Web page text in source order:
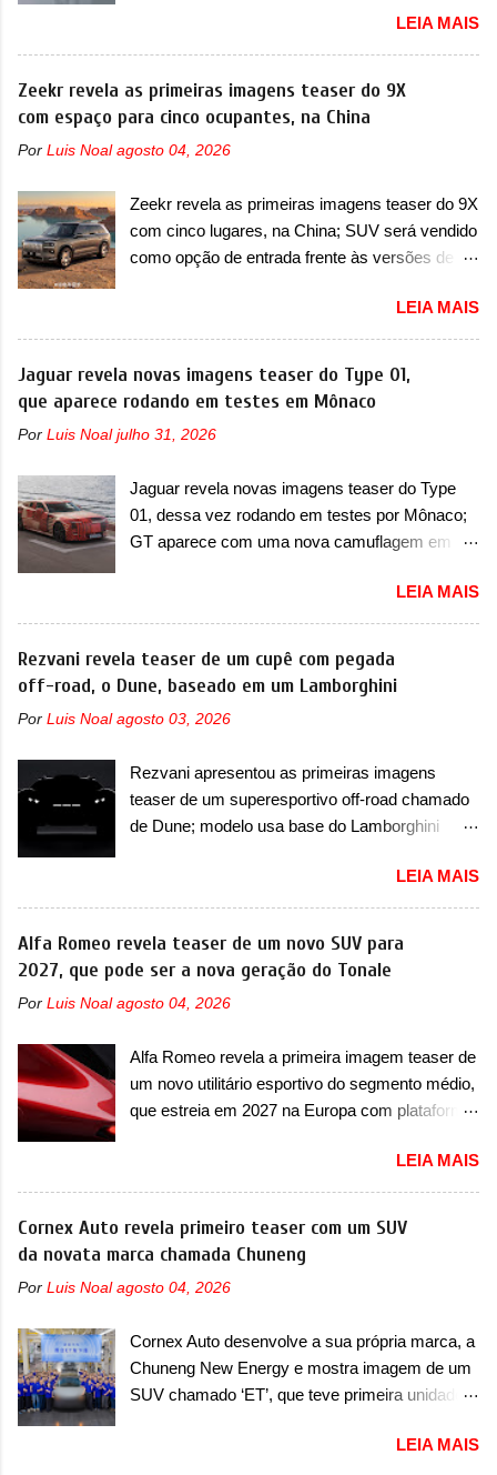
nada os primeiros consumidores). Pelas
imagens teaser, se percebe que o sedã contará
com um novo para-choque na dianteira. Ele
passa a trazer um vinco horizontal mais
destacado que atravessa toda a dianteira do
faróis. Ele ainda possui um espaço para a placa
novo abaixo do vinco e uma nova entrada de ar
de patente de uma nova minivan, na China.
Registradas no Ministério da Indústria e
Tecnologia da Informação, o MIIT, a BYD Xia é
uma nova minivan que a marca chinesa
apresentará aos consumidores chineses para
além da minivan conhecida como Song Max.
(PHEV), a nova minivan vai colocar a marca
para concorrer com uma série de outras
minivans de porte similar, visto que por lá o
várias opções). Em termos de design, a Xia se
destaca por trazer uma dianteira com faróis
retangulares e inclinados. Os faróis possuem
projetores em LED e uma parte superior com
luzes diurnas (DRL) em LED na parte superior
por meio de uma barra em LED que passa
abaixo da barra prateada que aparece na parte
sup...
LEIA MAIS
Zeekr revela as primeiras imagens teaser do 9X
com espaço para cinco ocupantes, na China
Por Luis Noal agosto 04, 2026
Zeekr revela as primeiras imagens teaser do 9X
com cinco lugares, na China; SUV será vendido
como opção de entrada frente às versões de
uma configuração mais simples para os
interessados no 9X, na China. O SUV topo de
linha da marca poderá ser vendido com uma
opção de cinco lugares, que ficará posicionada
de seis lugares, dispostos em três filas de
será vendido com uma configuração padrão, de
cinco lugares (2+3), que entrou em regime de
pré-venda na China, indicando seu lançamento
primeiras imagens do interior com a nova
configuração. A principal mudança fica por
conta da segunda fila de bancos, que perde as
poltronas individuais por bancos mais
convencionais, de três lugares. Ao mesmo
pode reclinar e nele existe dois espaços de
recarga por indução para smartphones...
LEIA MAIS
Jaguar revela novas imagens teaser do Type 01,
que aparece rodando em testes em Mônaco
Por Luis Noal julho 31, 2026
Jaguar revela novas imagens teaser do Type
01, dessa vez rodando em testes por Mônaco;
GT aparece com uma nova camuflagem em
imagens teaser do Type 01 em testes pelas
ruas de Mônaco. O modelo continua rodando
em testes e chegou no principado para o E-Prix
de Fórmula E, como apoio a equipe da Jaguar
na competição. O elétrico aproveitou para
passar por uma série de localidades da cidade-
Cassino e La Rascasse. Para ir a Mônaco, a
marca inglesa apresentou uma nova
camuflagem ao elétrico que representa uma
traços monolíticos retos e circulares. O
desenvolvimento do modelo ainda continua
acontecendo e a marca fala que, em relação ao
I-Pace (primeiro elétrico da Jaguar), o Type 01
ganhou uma série de aprimoramentos pelas
equipe campeã mundial de carros elétricos. A
marca comentou que o novo carro elétrico da
marca terá inversores ...
LEIA MAIS
Rezvani revela teaser de um cupê com pegada
off-road, o Dune, baseado em um Lamborghini
Por Luis Noal agosto 03, 2026
Rezvani apresentou as primeiras imagens
teaser de um superesportivo off-road chamado
de Dune; modelo usa base do Lamborghini
apresentou as primeiras imagens teaser de um
novo superesportivo que vai oferecer aos seus
consumidores. Trata-se do Dune, um cupê
superesportivo que terá uma proposta off-road
assim como outros esportivos recentemente
tiveram, como o Porsche 911 Dakar e o...
italiano tem grande parte no desenvolvimento
do Dune. Baseado no Huracán, o Dune nasce
com uma proposta similar ao que a marca
característico da Rezvani. Junto com as
imagens, a marca já confirmou que o Dune será
um carro muito exclusivo. Ao todo, serão
apenas sete unidades produzidas... para todo
equipado com um motor V10 Supercharger
capaz de desenvolver cerca de 800cv que
separou a performance exótica da aventura i...
LEIA MAIS
Alfa Romeo revela teaser de um novo SUV para
2027, que pode ser a nova geração do Tonale
Por Luis Noal agosto 04, 2026
Alfa Romeo revela a primeira imagem teaser de
um novo utilitário esportivo do segmento médio,
que estreia em 2027 na Europa com plataforma
imagem teaser de um novo utilitário esportivo
da marca italiana, previsto para ser lançado em
meados de 2027. O novo modelo não tem
nome ou se é uma nova geração de um modelo
existente, o que poderia acontecer. Sabe-se
apenas que o novo modelo em questão é um
foi confirmado durante a Mesa Redonda
Nacional da Indústria Automotiva, organizada
pelo Ministério dos Negócios e do Made in Italy
Cappellano, Diretor de Operações da Stellantis
LEIA MAIS
Cornex Auto revela primeiro teaser com um SUV
da novata marca chamada Chuneng
Por Luis Noal agosto 04, 2026
Cornex Auto desenvolve a sua própria marca, a
Chuneng New Energy e mostra imagem de um
SUV chamado ‘ET’, que teve primeira unidade
incrível de criar marcas de automóveis eLEIA MAIS